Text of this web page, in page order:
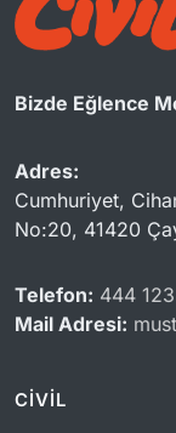
Bizde Eğlence
Adres:
Cumhuriyet,
No:20, 41420
Telefon: 444 123
Mail Adresi:
CİVİL